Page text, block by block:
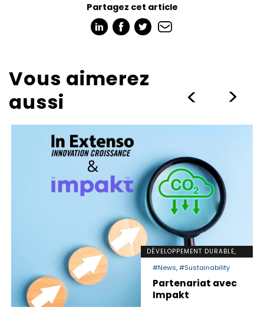
Partagez cet article
Vous aimerez
aussi
DÉVELOPPEMENT DURABLE,
#News, #Sustainability
Partenariat avec
Impakt
> >